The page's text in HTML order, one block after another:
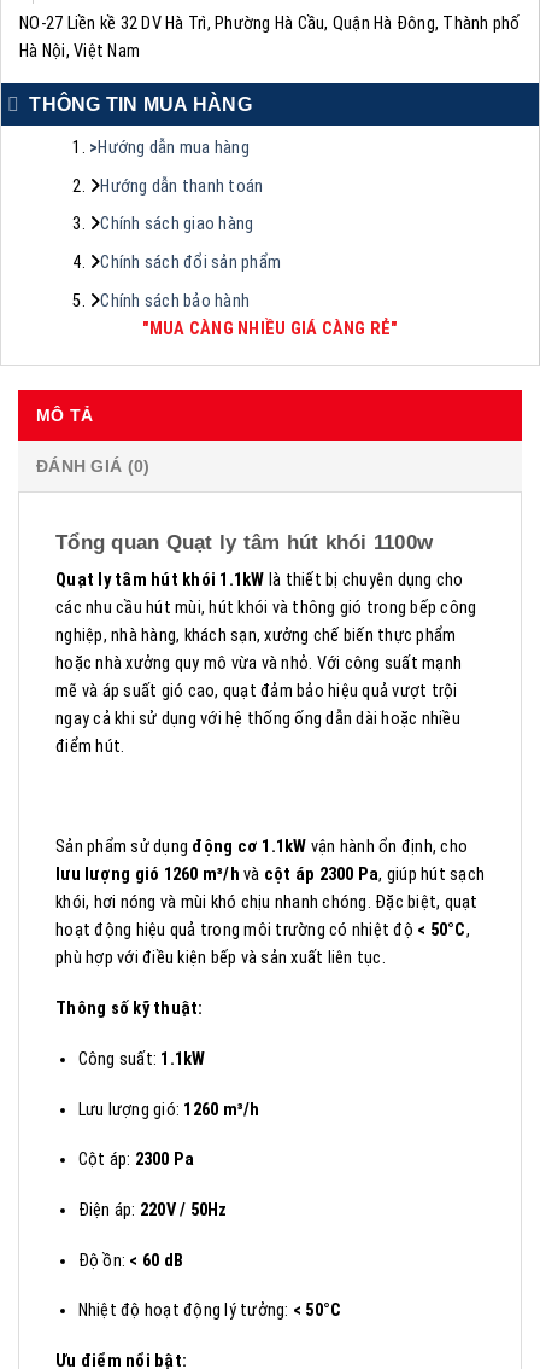
NO-27 Liền kề 32 DV Hà Trì, Phường Hà Cầu, Quận Hà Đông, Thành phố
Hà Nội, Việt Nam
THÔNG TIN MUA HÀNG
>Hướng dẫn mua hàng
Hướng dẫn thanh toán
Chính sách giao hàng
Chính sách đổi sản phẩm
Chính sách bảo hành
"MUA CÀNG NHIỀU GIÁ CÀNG RẺ"
MÔ TẢ
ĐÁNH GIÁ (0)
Tổng quan Quạt ly tâm hút khói 1100w
Quạt ly tâm hút khói 1.1kW là thiết bị chuyên dụng cho
các nhu cầu hút mùi, hút khói và thông gió trong bếp công
nghiệp, nhà hàng, khách sạn, xưởng chế biến thực phẩm
hoặc nhà xưởng quy mô vừa và nhỏ. Với công suất mạnh
mẽ và áp suất gió cao, quạt đảm bảo hiệu quả vượt trội
ngay cả khi sử dụng với hệ thống ống dẫn dài hoặc nhiều
điểm hút.
Sản phẩm sử dụng động cơ 1.1kW vận hành ổn định, cho
lưu lượng gió 1260 m³/h và cột áp 2300 Pa, giúp hút sạch
khói, hơi nóng và mùi khó chịu nhanh chóng. Đặc biệt, quạt
hoạt động hiệu quả trong môi trường có nhiệt độ < 50°C,
phù hợp với điều kiện bếp và sản xuất liên tục.
Thông số kỹ thuật:
Công suất: 1.1kW
Lưu lượng gió: 1260 m³/h
Cột áp: 2300 Pa
Điện áp: 220V / 50Hz
Độ ồn: < 60 dB
Nhiệt độ hoạt động lý tưởng: < 50°C
Ưu điểm nổi bật: